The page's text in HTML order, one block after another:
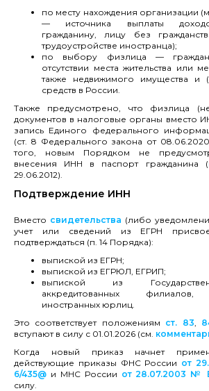
по месту нахождения организации
— источника выплаты
гражданину, лицу без
трудоустройстве иностранца);
по выбору физлица —
отсутствии места жительства или
также недвижимого имущества и
средств в России.
Также предусмотрено, что физлица
документов в налоговые органы вместо
запись Единого федерального
(ст. 8 Федерального закона от
того, новым Порядком не
внесения ИНН в паспорт гражданина (
29.06.2012).
Подтверждение ИНН
Вместо свидетельства (либо
учет или сведений из ЕГРН
подтверждаться (п. 14 Порядка):
выпиской из ЕГРН;
выпиской из ЕГРЮЛ, ЕГРИП;
выпиской из
аккредитованных филиалов,
иностранных юрлиц.
Это соответствует положениям ст. 83,
вступают в силу с 01.01.2026 (см.
Когда новый приказ начнет
действующие приказы ФНС России от
6/435@ и МНС России от 28.07.2003 №
силу.